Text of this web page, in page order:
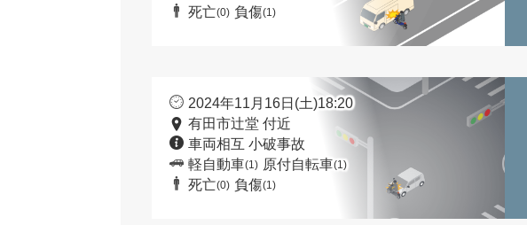
死亡(0) 負傷(1)
2024年11月16日(土)18:20
有田市辻堂 付近
車両相互 小破事故
軽自動車(1) 原付自転車(1)
死亡(0) 負傷(1)